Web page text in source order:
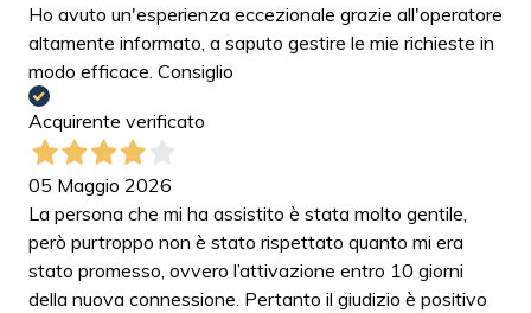
Ho avuto un'esperienza eccezionale grazie all'operatore
altamente informato, a saputo gestire le mie richieste in
modo efficace. Consiglio
Acquirente verificato
05 Maggio 2026
La persona che mi ha assistito è stata molto gentile,
però purtroppo non è stato rispettato quanto mi era
stato promesso, ovvero l’attivazione entro 10 giorni
della nuova connessione. Pertanto il giudizio è positivo